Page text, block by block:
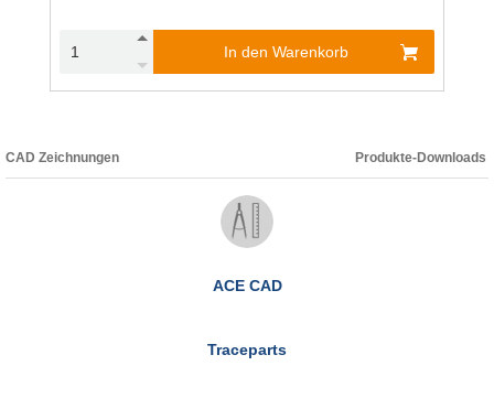
In den Warenkorb
CAD Zeichnungen Produkte-Downloads
ACE CAD
Traceparts